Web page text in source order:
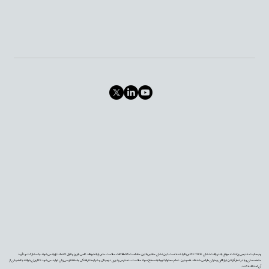
وب‌سایت «دیجی‌پزشک» موفق به دریافت نشان PIF TICK بریتانیا شده است. این نشان معتبر به این معناست که اطلاعات سلامت ما بر پایه شواهد علمی به‌روز و قابل اعتماد تهیه می‌شوند، با مشارکت و تأیید
متخصصان و با در نظر گرفتن نیازهای بیماران طراحی شده‌اند. همچنین، تمام محتوا با توجه به سطح سواد سلامت، دسترس‌پذیری دیجیتال و شرایط فرهنگی جامعه فارسی‌زبان تولید می‌شود تا کاربران بتوانند با اطمینان از
آن استفاده کنند.